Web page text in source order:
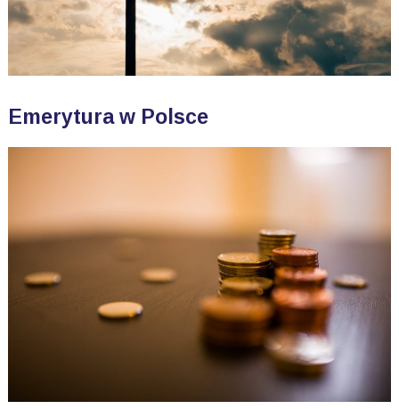
Emerytura w Polsce